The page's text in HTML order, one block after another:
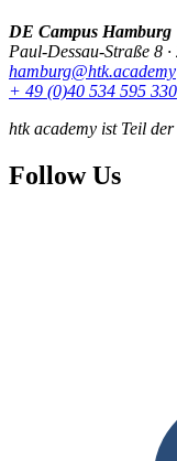
DE Campus Hamburg
Paul-Dessau-Straße 8
hamburg@htk.academy
+ 49 (0)40 534 595 330
htk academy ist Teil der
Follow Us